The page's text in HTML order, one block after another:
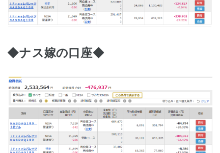
◆ナス嫁の口座◆